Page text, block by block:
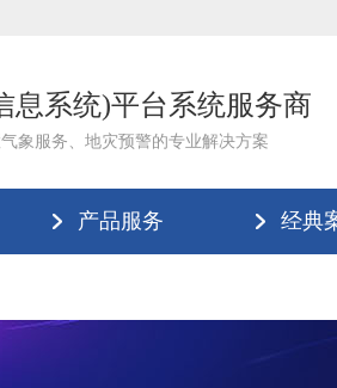
息系统)平台系统服务商
象服务、地灾预警的专业解决方案
产品服务 经典